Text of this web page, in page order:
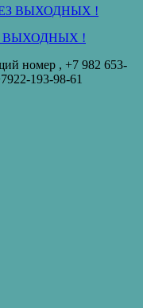
ВЫХОДНЫХ !
номер , ‪+7 982 653-
193-98-61